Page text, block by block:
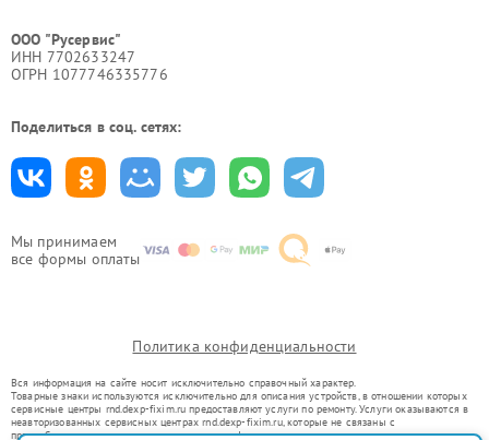
Мы принимаем
все формы оплаты
ООО "Русервис"
ИНН 7702633247
ОГРН 1077746335776
Поделиться в соц. сетях:
Политика конфиденциальности
Вся информация на сайте носит исключительно справочный характер.
Товарные знаки используются исключительно для описания устройств, в отношении которых
сервисные центры rnd.dexp-fixim.ru предоставляют услуги по ремонту. Услуги оказываются в
неавторизованных сервисных центрах rnd.dexp-fixim.ru, которые не связаны с
правообладателями товарных знаков или их официальными представителями.